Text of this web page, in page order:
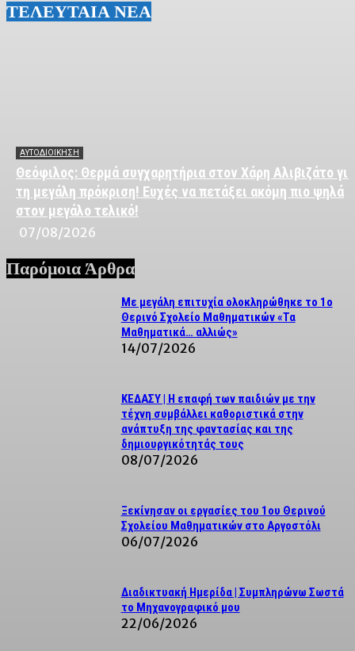
ΤΕΛΕΥΤΑΙΑ ΝΕΑ
ΑΥΤΟΔΙΟΙΚΗΣΗ
Θεόφιλος: Θερμά συγχαρητήρια στον Χάρη Αλιβιζάτο για
τη μεγάλη πρόκριση! Ευχές να πετάξει ακόμη πιο ψηλά
στον μεγάλο τελικό!
07/08/2026
Παρόμοια Άρθρα
Με μεγάλη επιτυχία ολοκληρώθηκε το 1ο
Θερινό Σχολείο Μαθηματικών «Τα
Μαθηματικά… αλλιώς»
14/07/2026
ΚΕΔΑΣΥ | Η επαφή των παιδιών με την
τέχνη συμβάλλει καθοριστικά στην
ανάπτυξη της φαντασίας και της
δημιουργικότητάς τους
08/07/2026
Ξεκίνησαν οι εργασίες του 1ου Θερινού
Σχολείου Μαθηματικών στο Αργοστόλι
06/07/2026
Διαδικτυακή Ημερίδα | Συμπληρώνω Σωστά
το Μηχανογραφικό μου
22/06/2026